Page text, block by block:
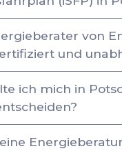
von
und
ich mich in